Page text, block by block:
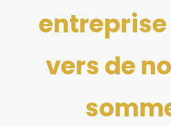
vers de